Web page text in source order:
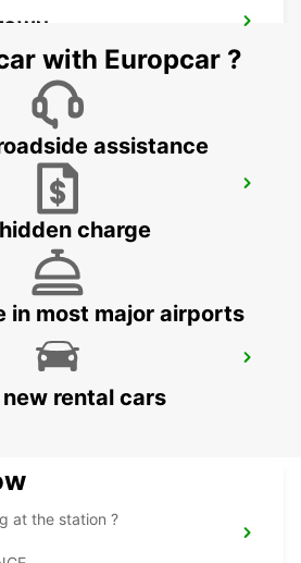
HOTEL RAMADA
with Europcar ?
assistance
charge
in most major airports
rental cars
at the station ?